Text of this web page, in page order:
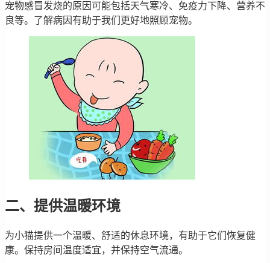
宠物感冒发烧的原因可能包括天气寒冷、免疫力下降、营养不
良等。了解病因有助于我们更好地照顾宠物。
二、提供温暖环境
为小猫提供一个温暖、舒适的休息环境，有助于它们恢复健
康。保持房间温度适宜，并保持空气流通。